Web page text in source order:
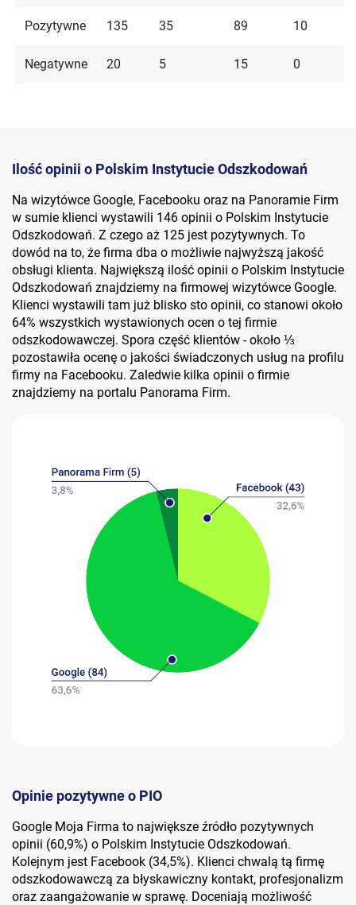
Pozytywne 135 35 89 10
Negatywne 20 5 15 0
Ilość opinii o Polskim Instytucie Odszkodowań
Na wizytówce Google, Facebooku oraz na Panoramie Firm
w sumie klienci wystawili 146 opinii o Polskim Instytucie
Odszkodowań. Z czego aż 125 jest pozytywnych. To
dowód na to, że firma dba o możliwie najwyższą jakość
obsługi klienta. Największą ilość opinii o Polskim Instytucie
Odszkodowań znajdziemy na firmowej wizytówce Google.
Klienci wystawili tam już blisko sto opinii, co stanowi około
64% wszystkich wystawionych ocen o tej firmie
odszkodowawczej. Spora część klientów - około ⅓
pozostawiła ocenę o jakości świadczonych usług na profilu
firmy na Facebooku. Zaledwie kilka opinii o firmie
znajdziemy na portalu Panorama Firm.
Opinie pozytywne o PIO
Google Moja Firma to największe źródło pozytywnych
opinii (60,9%) o Polskim Instytucie Odszkodowań.
Kolejnym jest Facebook (34,5%). Klienci chwalą tą firmę
odszkodowawczą za błyskawiczny kontakt, profesjonalizm
oraz zaangażowanie w sprawę. Doceniają możliwość